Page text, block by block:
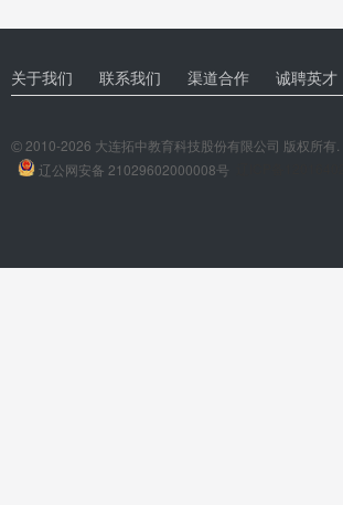
关于我们 联系我们 渠道合作 诚聘英才
© 2010-2026 大连拓中教育科技股份有限公司 版权所有.
辽公网安备 21029602000008号